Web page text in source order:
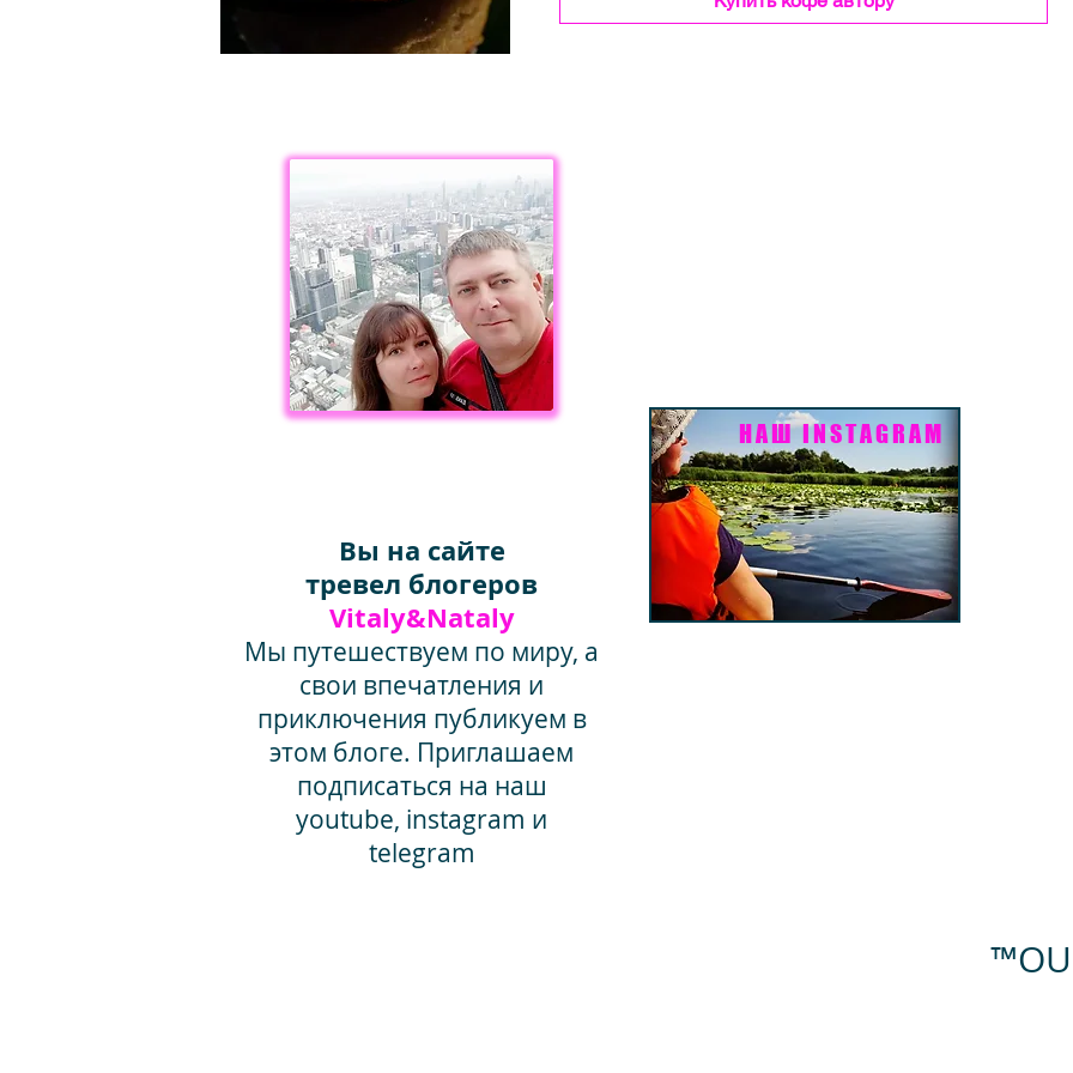
Вы на сайте
тревел блогеров
Vitaly&Nataly
Мы путешествуем по миру, а
свои впечатления и
приключения публикуем в
этом блоге. Приглашаем
подписаться на наш
youtube, instagram и
telegram
НАШ INSTAGRAM